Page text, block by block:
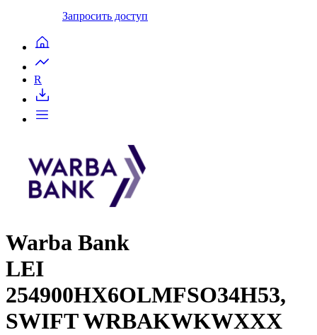
Запросить доступ
R
Warba Bank
LEI
254900HX6OLMFSO34H53,
SWIFT WRBAKWKWXXX